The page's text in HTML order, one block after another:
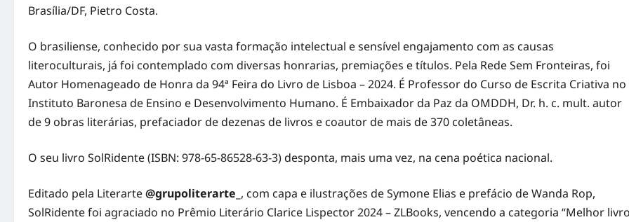
Brasília/DF, Pietro Costa.
O brasiliense, conhecido por sua vasta formação intelectual e sensível engajamento com as causas
literoculturais, já foi contemplado com diversas honrarias, premiações e títulos. Pela Rede Sem Fronteiras, foi
Autor Homenageado de Honra da 94ª Feira do Livro de Lisboa – 2024. É Professor do Curso de Escrita Criativa no
Instituto Baronesa de Ensino e Desenvolvimento Humano. É Embaixador da Paz da OMDDH, Dr. h. c. mult. autor
de 9 obras literárias, prefaciador de dezenas de livros e coautor de mais de 370 coletâneas.
O seu livro SolRidente (ISBN: 978-65-86528-63-3) desponta, mais uma vez, na cena poética nacional.
Editado pela Literarte@grupoliterarte_ , com capa e ilustrações de Symone Elias e prefácio de Wanda Rop,
SolRidente foi agraciado no Prêmio Literário Clarice Lispector 2024 – ZLBooks, vencendo a categoria “Melhor livro